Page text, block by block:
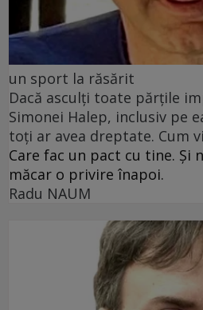
un sport la răsărit
Dacă asculți toate părțile
Simonei Halep, inclusiv pe
toți ar avea dreptate. Cum
Care fac un pact cu tine. Și
măcar o privire înapoi.
Radu NAUM